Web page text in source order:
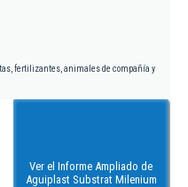
fertilizantes, animales de compañía y
Ver el Informe Ampliado de
Aguiplast Substrat Milenium